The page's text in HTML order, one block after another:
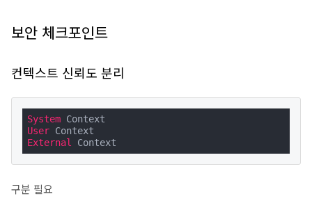
보안 체크포인트
컨텍스트 신뢰도 분리
System
User
External
Context
구분 필요